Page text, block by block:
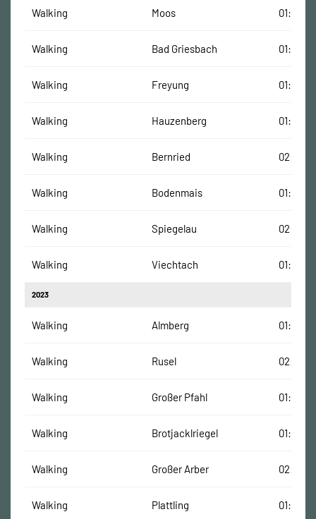
Walking Moos
Walking Bad Griesbach
Walking Freyung
Walking Hauzenberg
Walking Bernried
Walking Bodenmais
Walking Spiegelau
Walking Viechtach
2023
Walking Almberg
Walking Rusel
Walking Großer Pfahl
Walking Brotjacklriegel
Walking Großer Arber
Walking Plattling